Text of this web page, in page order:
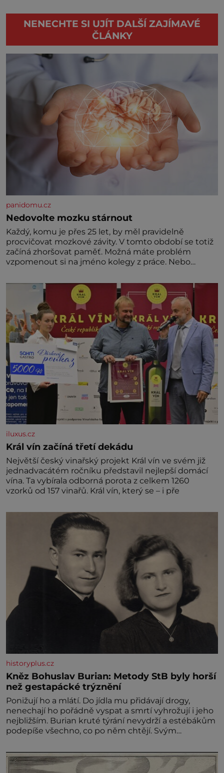
NENECHTE SI UJÍT DALŠÍ ZAJÍMAVÉ
ČLÁNKY
panidomu.cz
Nedovolte mozku stárnout
Každý, komu je přes 25 let, by měl pravidelně
procvičovat mozkové závity. V tomto období se totiž
začíná zhoršovat paměť. Možná máte problém
vzpomenout si na jméno kolegy z práce. Nebo
nedávno přečetli. Je to opravdu tak, s věkem jako
kdyby se paměť rozhodla stávkovat. Cvičte
iluxus.cz
Král vín začíná třetí dekádu
Největší český vinařský projekt Král vín ve svém již
jednadvacátém ročníku představil nejlepší domácí
vína. Ta vybírala odborná porota z celkem 1260
vzorků od 157 vinařů. Král vín, který se – i pře
historyplus.cz
Kněz Bohuslav Burian: Metody StB byly horší
než gestapácké trýznění
Ponižují ho a mlátí. Do jídla mu přidávají drogy,
nenechají ho pořádně vyspat a smrtí vyhrožují i jeho
nejbližším. Burian kruté týrání nevydrží a estébákům
podepíše všechno, co po něm chtějí. Svým
výslechů nikdo nevyvíjel fyzický ani psychický nátlak.
Syn brněnského řezníka chce být knězem a